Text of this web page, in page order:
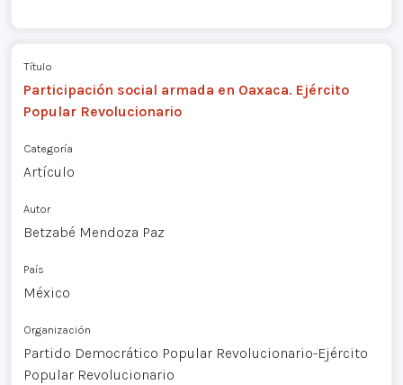
Título
Participación social armada en Oaxaca. Ejército
Popular Revolucionario
Categoría
Artículo
Autor
Betzabé Mendoza Paz
País
México
Organización
Partido Democrático Popular Revolucionario-Ejército
Popular Revolucionario